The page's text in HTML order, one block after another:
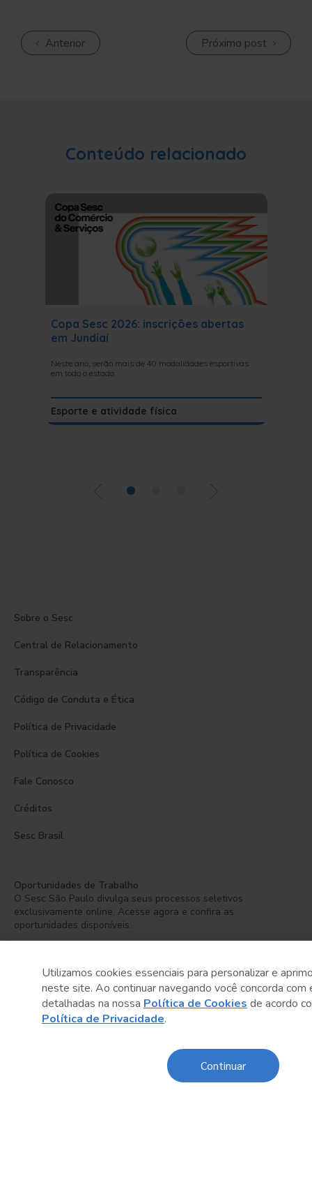
Anterior Próximo post
Conteúdo relacionado
Copa Sesc 2026: inscrições abertas
em Jundiaí
Neste ano, serão mais de 40 modalidades esportivas
em todo o estado
Esporte e atividade física
•
Sobre o Sesc
Central de Relacionamento
Transparência
Código de Conduta e Ética
Política de Privacidade
Política de Cookies
Fale Conosco
Créditos
Sesc Brasil
Oportunidades de Trabalho
O Sesc São Paulo divulga seus processos seletivos
exclusivamente online. Acesse agora e confira as
oportunidades disponíveis.
Cadastre sua empresa, faça o download dos editais de
interesse e acompanhe as licitações em andamento ou já
concluídas.
Utilizamos cookies essenciais para personalizar e
neste site. Ao continuar navegando você concorda com
detalhadas na nossa Política de Cookies de acordo
Política de Privacidade.
Continuar